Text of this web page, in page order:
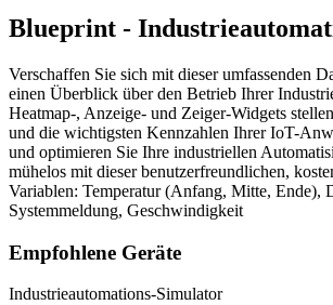
Blueprint -
Verschaffen Sie sich mit dieser umfassenden
einen Überblick über den Betrieb Ihrer
Heatmap-, Anzeige- und Zeiger-Widgets
und die wichtigsten Kennzahlen Ihrer IoT-
und optimieren Sie Ihre industriellen
mühelos mit dieser benutzerfreundlichen,
Variablen: Temperatur (Anfang, Mitte, Ende),
Systemmeldung, Geschwindigkeit
Empfohlene Geräte
Industrieautomations-Simulator